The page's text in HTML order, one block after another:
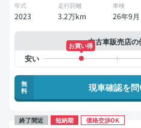
年式
2023
走行距離
3.2万km
車検
26年9月
中古車販売店
お買い得
無
料
現車確認を
終了間近 短納期 価格交渉OK